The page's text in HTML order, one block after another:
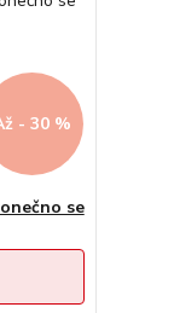
- 30 %
se